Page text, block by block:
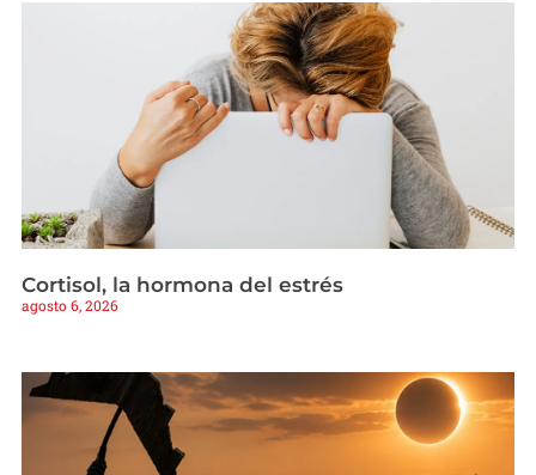
Cortisol, la hormona del estrés
agosto 6, 2026